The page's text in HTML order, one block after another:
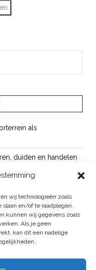
wij technologieën zoals
slaan en/of te raadplegen.
kunnen wij gegevens zoals
Als je geen
kan dit een nadelige
als
duiden en handelen
Aruba